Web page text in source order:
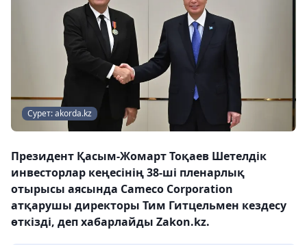
Сурет: akorda.kz
Президент Қасым-Жомарт Тоқаев Шетелдік
инвесторлар кеңесінің 38-ші пленарлық
отырысы аясында Cameco Corporation
атқарушы директоры Тим Гитцельмен кездесу
өткізді, деп хабарлайды Zakon.kz.